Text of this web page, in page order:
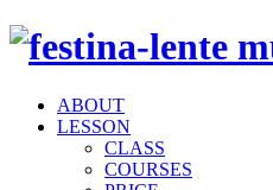
ABOUT
LESSON
CLASS
COURSES